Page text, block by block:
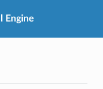
Engine